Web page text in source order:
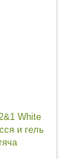
White
и гель